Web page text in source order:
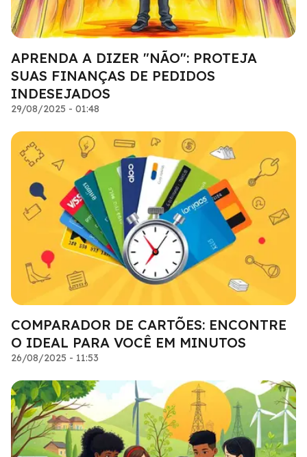
APRENDA A DIZER "NÃO": PROTEJA
SUAS FINANÇAS DE PEDIDOS
INDESEJADOS
29/08/2025 - 01:48
COMPARADOR DE CARTÕES: ENCONTRE
O IDEAL PARA VOCÊ EM MINUTOS
26/08/2025 - 11:53